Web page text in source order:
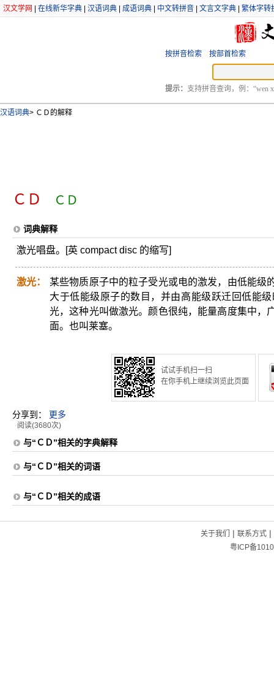
汉文学网 在线新华字典 汉语词典 成语词典 中文转拼音 文言文字典 繁体字转
按拼音检索 按部首检索
提示： 支持拼音查询，例：“wen
汉语词典> ＣＤ的解释
ＣＤ ＣＤ
词典解释
激光唱盘。[英 compact disc 的缩写]
激光：
某些物质原子中的粒子受光或电的激发，由低能级
大于低能级原子的数目，并由高能级跃迁回低能
光，这种光叫做激光。颜色很纯，能量高度集中，
面。也叫莱塞。
试试手机扫一扫
在你手机上继续浏览此页面
分享到： 更多
阅读(3680次)
与“ＣＤ”相关的字典解释
与“ＣＤ”相关的词语
与“ＣＤ”相关的成语
关于我们 | 联系方式|
粤ICP备